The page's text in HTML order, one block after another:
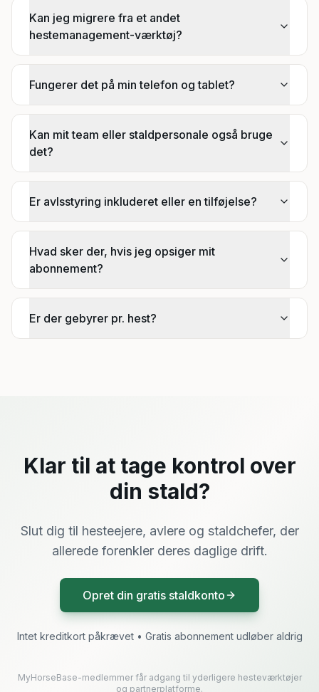
Kan jeg migrere fra et andet
hestemanagement-værktøj?
Fungerer det på min telefon og tablet?
Kan mit team eller staldpersonale også bruge
det?
Er avlsstyring inkluderet eller en tilføjelse?
Hvad sker der, hvis jeg opsiger mit
abonnement?
Er der gebyrer pr. hest?
Klar til at tage kontrol over
din stald?
Slut dig til hesteejere, avlere og staldchefer, der
allerede forenkler deres daglige drift.
Opret din gratis staldkonto
Intet kreditkort påkrævet • Gratis abonnement udløber aldrig
MyHorseBase-medlemmer får adgang til yderligere hesteværktøjer
og partnerplatforme.